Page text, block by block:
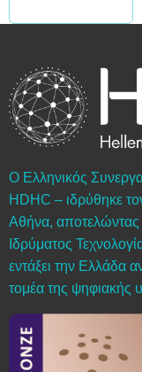
Ο Ελληνικός
HDHC – ιδρύθηκε
Αθήνα, αποτελώντας
Ιδρύματος
εντάξει την Ελλάδα
τομέα της ψηφιακής